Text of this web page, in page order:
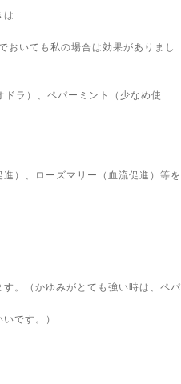
は
おいても私の場合は効果がありまし
ラ）、ペパーミント（少なめ使
）、ローズマリー（血流促進）等を
。（かゆみがとても強い時は、ペパ
です。）